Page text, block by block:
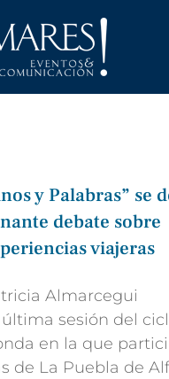
y Palabras” se
debate sobre
viajeras
Almarcegui
sesión del
en la que
de La Puebla de